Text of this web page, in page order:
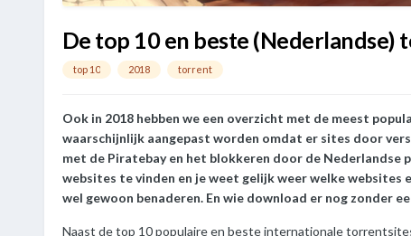
De top 10 en beste (Nederlandse)
top 10 2018 torrent
Ook in 2018 hebben we een overzicht met de meest
waarschijnlijk aangepast worden omdat er sites door
met de Piratebay en het blokkeren door de Nederlandse
websites te vinden en je weet gelijk weer welke websites
wel gewoon benaderen. En wie download er nog zonder
Naast de top 10 populaire en beste internationale